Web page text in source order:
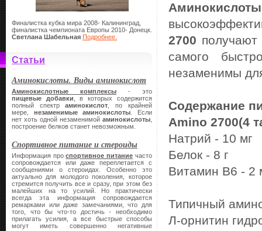
Финалистка кубка мира 2008- Калининград,
финалистка чемпионата Европы 2010- Донецк.
Светлана Шабельная Подробнее.
Статьи
Аминокислоты. Виды аминокислот
Аминокислотные комплексы - это
пищевые добавки , в которых содержится
полный спектраминокислот , по крайней
мере, незаменимые аминокислоты . Если
нет хоть одной незаменимой аминокислоты
построение белков станет невозможным.
Спортивное питание и стероиды
Информация проспортивное питание часто
сопровождается или даже переплетается с
сообщениями о стероидах. Особенно это
актуально для молодого поколения, которое
стремится получить все и сразу, при этом без
малейших на то усилий. Но практически
всегда эта информация сопровождается
ремарками или даже замечаниями, что для
того, что бы что-то достичь - необходимо
прилагать усилия, а все быстрые способы
могут иметь совершенно негативные
2700 получают
самого
незаменимы
Содержание
Amino 2700(4
Натрий - 10 мг
Белок - 8 г
Витамин В6 - 2
Типичный
Л-орнитин